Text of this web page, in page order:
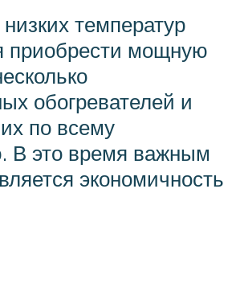
температур
приобрести мощную
обогревателей и
по всему
В это время важным
экономичность